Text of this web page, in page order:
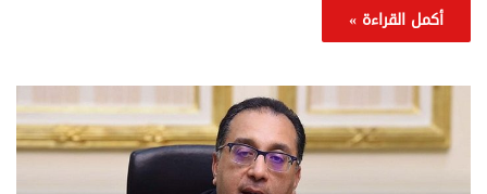
أكمل القراءة »
تحركات
حكومية
لحسم
قانون
..